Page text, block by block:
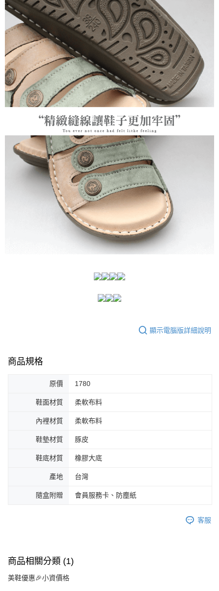
顯示電腦版詳細說明
商品規格
原價 1780
鞋面材質 柔軟布料
內裡材質 柔軟布料
鞋墊材質 豚皮
鞋底材質 橡膠大底
產地 台灣
隨盒附贈 會員服務卡、防塵紙
客服
商品相關分類 (1)
美鞋優惠🎉小資價格